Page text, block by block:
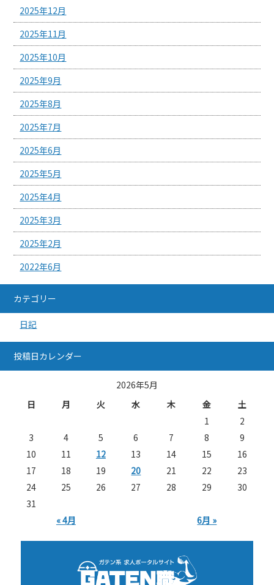
2025年12月
2025年11月
2025年10月
2025年9月
2025年8月
2025年7月
2025年6月
2025年5月
2025年4月
2025年3月
2025年2月
2022年6月
カテゴリー
日記
投稿日カレンダー
2026年5月
日
月 火 水 木 金 土
« 4月 6月 »
1
2
3
4 5 6 7 8
9
10
11 12 13 14 15
16
17
18 19 20 21 22
23
24
25 26 27 28 29
30
31